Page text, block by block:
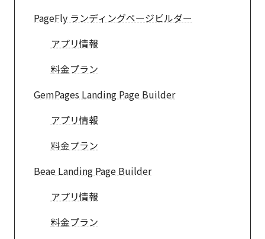
PageFly ランディングページビルダー
アプリ情報
料金プラン
GemPages Landing Page Builder
アプリ情報
料金プラン
Beae Landing Page Builder
アプリ情報
料金プラン